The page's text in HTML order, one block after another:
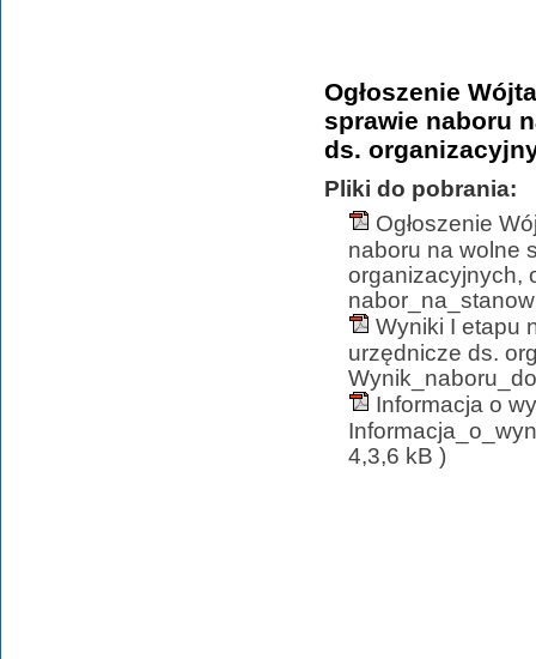
Ogłoszenie
sprawie naboru
ds.
Pliki do pobrania:
Ogłoszenie
naboru na wolne
organizacyjnych,
Wyniki I etapu
urzędnicze ds.
Informacja o
4,3,6 kB )